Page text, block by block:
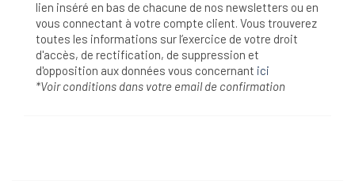
lien inséré en bas de chacune de nos newsletters ou en
vous connectant à votre compte client. Vous trouverez
toutes les informations sur l’exercice de votre droit
d'accès, de rectification, de suppression et
d'opposition aux données vous concernant ici
*Voir conditions dans votre email de confirmation